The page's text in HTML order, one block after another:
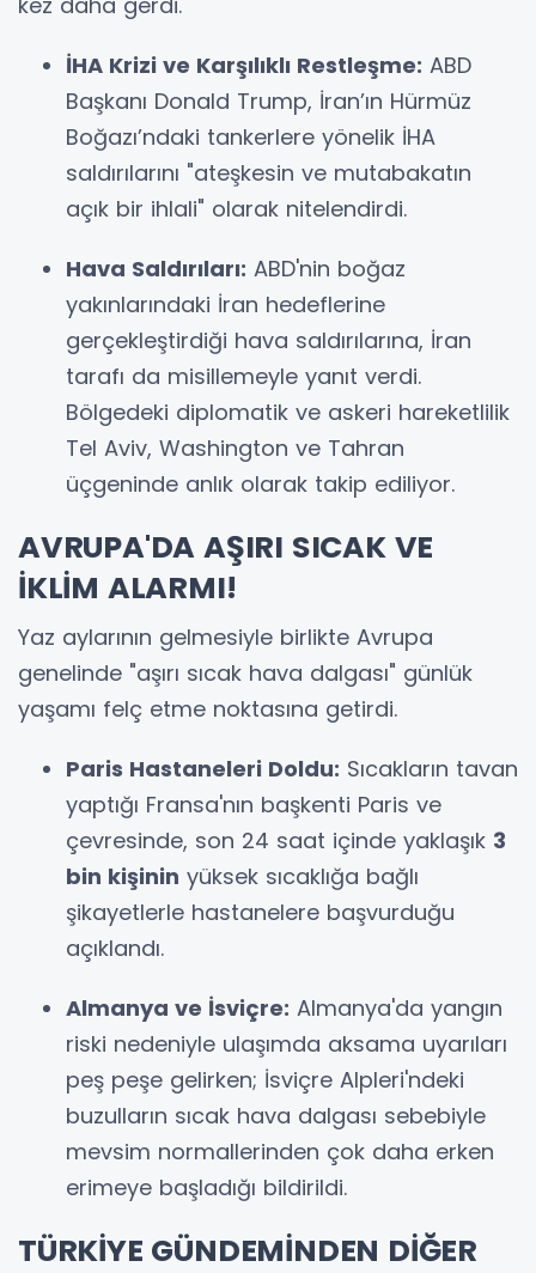
İHA Krizi ve Karşılıklı Restleşme: ABD
Başkanı Donald Trump, İran’ın Hürmüz
Boğazı’ndaki tankerlere yönelik İHA
saldırılarını "ateşkesin ve mutabakatın
açık bir ihlali" olarak nitelendirdi.
Hava Saldırıları: ABD'nin boğaz
yakınlarındaki İran hedeflerine
gerçekleştirdiği hava saldırılarına, İran
tarafı da misillemeyle yanıt verdi.
Bölgedeki diplomatik ve askeri hareketlilik
Tel Aviv, Washington ve Tahran
üçgeninde anlık olarak takip ediliyor.
AVRUPA'DA AŞIRI SICAK VE
İKLİM ALARMI!
Yaz aylarının gelmesiyle birlikte Avrupa
genelinde "aşırı sıcak hava dalgası" günlük
yaşamı felç etme noktasına getirdi.
Paris Hastaneleri Doldu: Sıcakların tavan
yaptığı Fransa'nın başkenti Paris ve
çevresinde, son 24 saat içinde yaklaşık 3
bin kişinin yüksek sıcaklığa bağlı
şikayetlerle hastanelere başvurduğu
açıklandı.
Almanya ve İsviçre: Almanya'da yangın
riski nedeniyle ulaşımda aksama uyarıları
peş peşe gelirken; İsviçre Alpleri'ndeki
buzulların sıcak hava dalgası sebebiyle
mevsim normallerinden çok daha erken
erimeye başladığı bildirildi.
TÜRKİYE GÜNDEMİNDEN DİĞER